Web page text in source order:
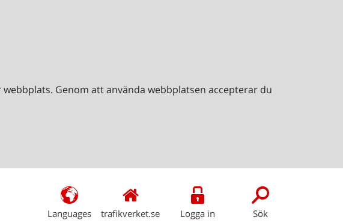
Genom att använda webbplatsen accepterar du
Languages trafikverket.se Logga in Sök